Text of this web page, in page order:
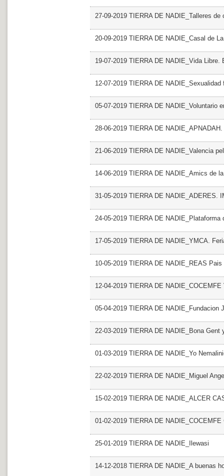
27-09-2019 TIERRA DE NADIE_Talleres de
20-09-2019 TIERRA DE NADIE_Casal de
19-07-2019 TIERRA DE NADIE_Vida Libre.
12-07-2019 TIERRA DE NADIE_Sexualidad
05-07-2019 TIERRA DE NADIE_Voluntario
28-06-2019 TIERRA DE
21-06-2019 TIERRA DE NADIE_Valencia
14-06-2019 TIERRA DE NADIE_Amics de
31-05-2019 TIERRA DE NADIE_ADERES.
24-05-2019 TIERRA DE
17-05-2019 TIERRA DE NADIE_YMCA.
10-05-2019 TIERRA DE NADIE_REAS
12-04-2019 TIERRA DE NADIE_COCEMFE
05-04-2019 TIERRA DE NADIE_Fundacion
22-03-2019 TIERRA DE NADIE_Bona Gent
01-03-2019 TIERRA DE NADIE_Yo
22-02-2019 TIERRA DE NADIE_Miguel
15-02-2019 TIERRA DE NADIE_ALCER
01-02-2019 TIERRA DE NADIE_COCEMFE
25-01-2019 TIERRA DE NADIE_Ilewasi
14-12-2018 TIERRA DE NADIE_A buenas